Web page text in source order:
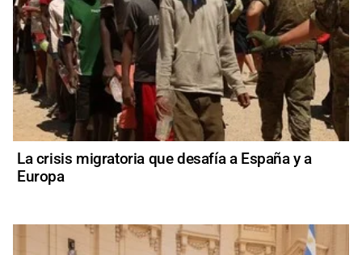
La crisis migratoria que desafía a España y a
Europa